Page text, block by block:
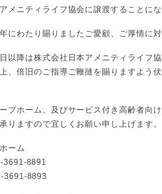
メニティライフ協会に譲渡することにな
にわたり賜りましたご愛顧、ご厚情に
以降は株式会社日本アメニティライフ
、倍旧のご指導ご鞭撻を賜りますよう
プホーム、及びサービス付き高齢者向
りますので宜しくお願い申し上げます。
ーム
3691-8891
3691-8893